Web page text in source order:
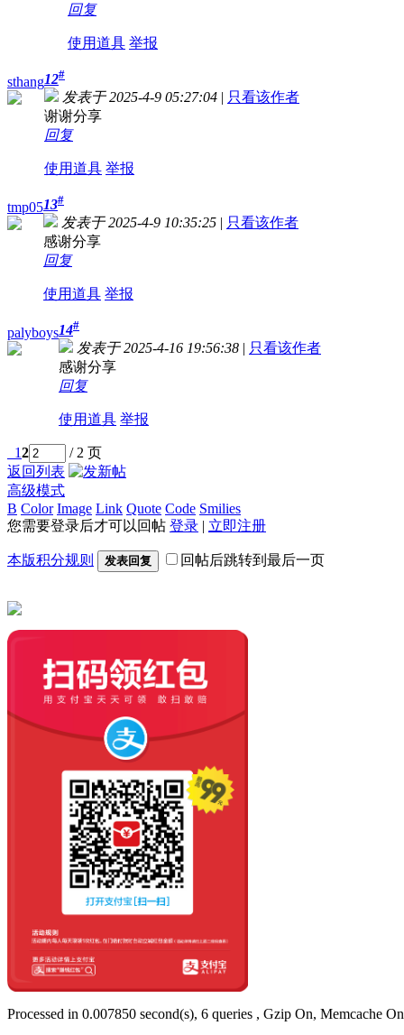
回复
使用道具 举报
sthang12#
发表于 2025-4-9 05:27:04 | 只看该作者
谢谢分享
回复
使用道具 举报
tmp0513#
发表于 2025-4-9 10:35:25 | 只看该作者
感谢分享
回复
使用道具 举报
palyboys14#
发表于 2025-4-16 19:56:38 | 只看该作者
感谢分享
回复
使用道具 举报
12
/ 2 页
返回列表
高级模式
B Color Image Link Quote Code Smilies
您需要登录后才可以回帖 登录 | 立即注册
本版积分规则 发表回复 回帖后跳转到最后一页
Processed in 0.007850 second(s), 6 queries , Gzip On, Memcache